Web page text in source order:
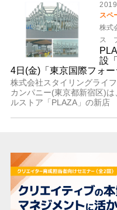
スペ
株式
ス
設
4日(金)「東京国際フォー
株式会社スタイリングライ
カンパニー(東京都新宿区)
ルストア「PLAZA」の新店